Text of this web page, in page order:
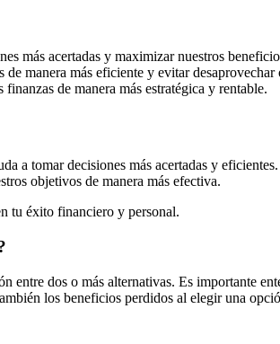
más acertadas y maximizar nuestros
manera más eficiente y evitar desaprovechar
de manera más estratégica y rentable.
a tomar decisiones más acertadas y
objetivos de manera más efectiva.
tu éxito financiero y personal.
dos o más alternativas. Es importante
los beneficios perdidos al elegir una